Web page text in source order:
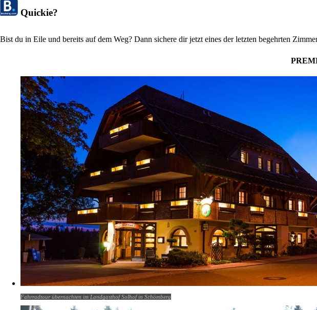
Quickie?
Bist du in Eile und bereits auf dem Weg? Dann sichere dir jetzt eines der letzten begehrten
Fahrradtour übernachten im Landgasthof Solhof in Schömberg